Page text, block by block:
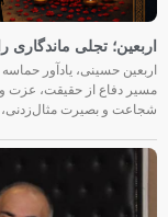
اربعین؛ تجلی ماندگاری
اربعین حسینی، یادآور
مسیر دفاع از حقیقت،
شجاعت و بصیرت مثال‌زدنی،